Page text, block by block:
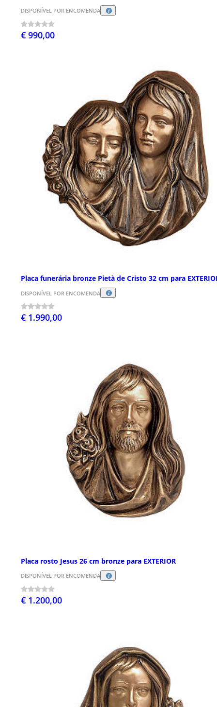
DISPONÍVEL POR ENCOMENDA
€ 990,00
Placa funerária bronze Pietà de Cristo 32 cm para
DISPONÍVEL POR ENCOMENDA
€ 1.990,00
Placa rosto Jesus 26 cm bronze para EXTERIOR
DISPONÍVEL POR ENCOMENDA
€ 1.200,00